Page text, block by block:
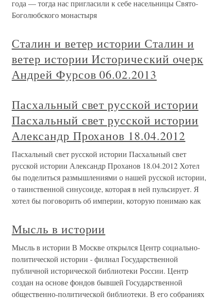
года — тогда нас пригласили к себе насельницы Свято-
Боголюбского монастыря
Сталин и ветер истории Сталин и
ветер истории Исторический очерк
Андрей Фурсов 06.02.2013
Пасхальный свет русской истории
Пасхальный свет русской истории
Александр Проханов 18.04.2012
Пасхальный свет русской истории Пасхальный свет
русской истории Александр Проханов 18.04.2012 Хотел
бы поделиться размышлениями о нашей русской истории,
о таинственной синусоиде, которая в ней пульсирует. Я
хотел бы поговорить об империи, которую понимаю как
Мысль в истории
Мысль в истории В Москве открылся Центр социально-
политической истории - филиал Государственной
публичной исторической библиотеки России. Центр
создан на основе фондов бывшей Государственной
общественно-политической библиотеки. В его собраниях